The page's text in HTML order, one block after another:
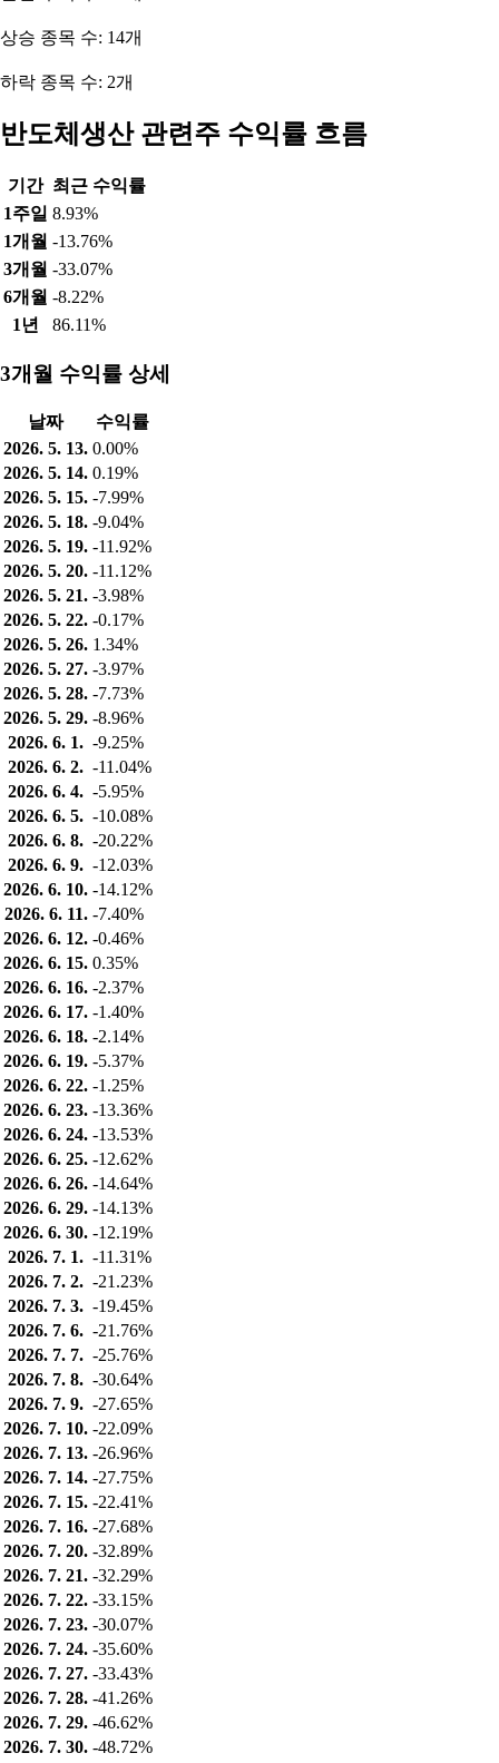
상승 종목 수: 14개
하락 종목 수: 2개
반도체생산 관련주 수익률 흐름
기간 최근 수익률
1주일 8.93%
1개월 -13.76%
3개월 -33.07%
6개월 -8.22%
1년
86.11%
3개월 수익률 상세
날짜
수익률
2026. 5. 13. 0.00%
2026. 5. 14. 0.19%
2026. 5. 15. -7.99%
2026. 5. 18. -9.04%
2026. 5. 19. -11.92%
2026. 5. 20. -11.12%
2026. 5. 21. -3.98%
2026. 5. 22. -0.17%
2026. 5. 26. 1.34%
2026. 5. 27. -3.97%
2026. 5. 28. -7.73%
2026. 5. 29. -8.96%
2026. 6. 1. -9.25%
2026. 6. 2. -11.04%
2026. 6. 4. -5.95%
2026. 6. 5. -10.08%
2026. 6. 8. -20.22%
2026. 6. 9. -12.03%
2026. 6. 10. -14.12%
2026. 6. 11. -7.40%
2026. 6. 12. -0.46%
2026. 6. 15. 0.35%
2026. 6. 16. -2.37%
2026. 6. 17. -1.40%
2026. 6. 18. -2.14%
2026. 6. 19. -5.37%
2026. 6. 22. -1.25%
2026. 6. 23. -13.36%
2026. 6. 24. -13.53%
2026. 6. 25. -12.62%
2026. 6. 26. -14.64%
2026. 6. 29. -14.13%
2026. 6. 30. -12.19%
2026. 7. 1. -11.31%
2026. 7. 2. -21.23%
2026. 7. 3. -19.45%
2026. 7. 6. -21.76%
2026. 7. 7. -25.76%
2026. 7. 8. -30.64%
2026. 7. 9. -27.65%
2026. 7. 10. -22.09%
2026. 7. 13. -26.96%
2026. 7. 14. -27.75%
2026. 7. 15. -22.41%
2026. 7. 16. -27.68%
2026. 7. 20. -32.89%
2026. 7. 21. -32.29%
2026. 7. 22. -33.15%
2026. 7. 23. -30.07%
2026. 7. 24. -35.60%
2026. 7. 27. -33.43%
2026. 7. 28. -41.26%
2026. 7. 29. -46.62%
2026. 7. 30. -48.72%